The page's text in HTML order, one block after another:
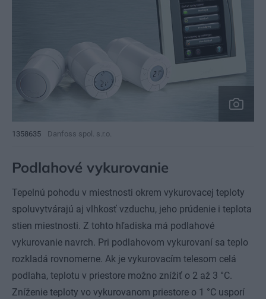
1358635 Danfoss spol. s.r.o.
Podlahové vykurovanie
Tepelnú pohodu v miestnosti okrem vykurovacej teploty
spoluvytvárajú aj vlhkosť vzduchu, jeho prúdenie i teplota
stien miestnosti. Z tohto hľadiska má podlahové
vykurovanie navrch. Pri podlahovom vykurovaní sa teplo
rozkladá rovnomerne. Ak je vykurovacím telesom celá
podlaha, teplotu v priestore možno znížiť o 2 až 3 °C.
Zníženie teploty vo vykurovanom priestore o 1 °C usporí